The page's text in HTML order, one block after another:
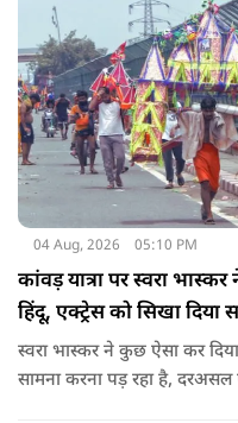
04 Aug, 2026 05:10 PM
कांवड़ यात्रा पर स्वरा
हिंदू, एक्ट्रेस को सिखा दिया
स्वरा भास्कर ने कुछ ऐसा कर
सामना करना पड़ रहा है,